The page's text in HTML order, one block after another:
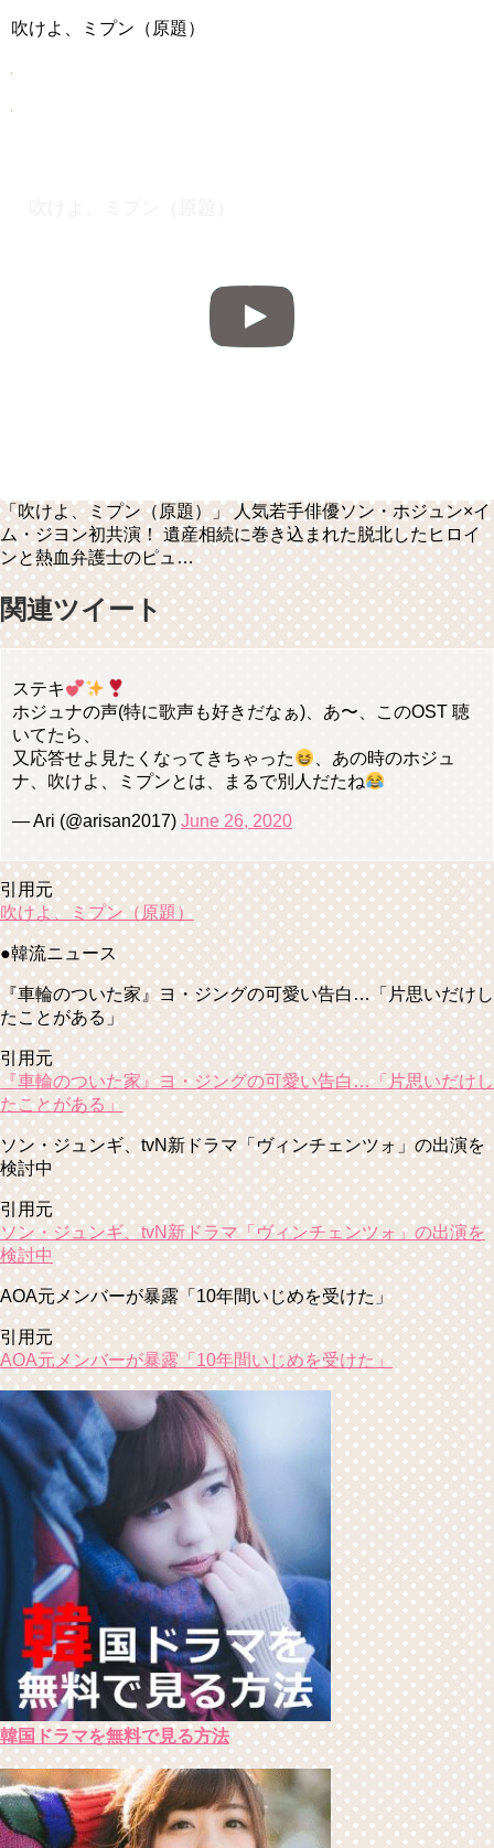
吹けよ、ミプン（原題）
「吹けよ、ミプン（原題）」 人気若手俳優ソン・ホジュン×イ
ム・ジヨン初共演！ 遺産相続に巻き込まれた脱北したヒロイ
ンと熱血弁護士のピュ…
関連ツイート
ステキ
ホジュナの声(特に歌声も好きだなぁ)、あ〜、このOST 聴
いてたら、
又応答せよ見たくなってきちゃった
、あの時のホジュ
ナ、吹けよ、ミプンとは、まるで別人だたね
— Ari (@arisan2017) June 26, 2020
引用元
吹けよ、ミプン（原題）
●韓流ニュース
『車輪のついた家』ヨ・ジングの可愛い告白…「片思いだけし
たことがある」
引用元
『車輪のついた家』ヨ・ジングの可愛い告白…「片思いだけし
たことがある」
ソン・ジュンギ、tvN新ドラマ「ヴィンチェンツォ」の出演を
検討中
引用元
ソン・ジュンギ、tvN新ドラマ「ヴィンチェンツォ」の出演を
検討中
AOA元メンバーが暴露「10年間いじめを受けた」
引用元
AOA元メンバーが暴露「10年間いじめを受けた」
韓国ドラマを無料で見る方法